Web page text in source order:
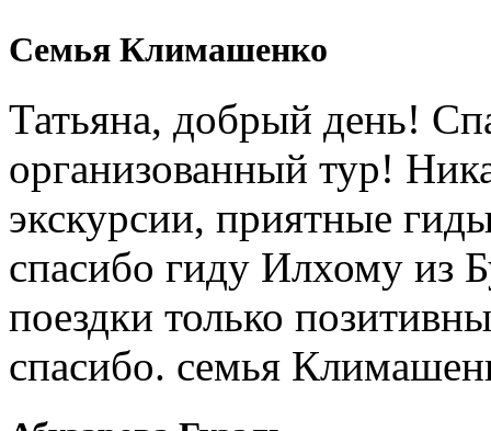
Cемья Климашенко
Татьяна, добрый день!
организованный тур!
экскурсии, приятные
спасибо гиду Илхому из
поездки только
спасибо. семья